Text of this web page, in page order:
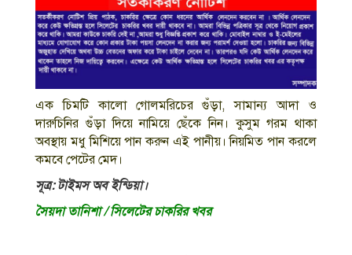
এক চিমটি কালো গোলমরিচের গুঁড়া, সামান্য আদা ও
দারুচিনির গুঁড়া দিয়ে নামিয়ে ছেঁকে নিন। কুসুম গরম থাকা
অবস্থায় মধু মিশিয়ে পান করুন এই পানীয়। নিয়মিত পান করলে
কমবে পেটের মেদ।
সূত্র: টাইমস অব ইন্ডিয়া।
সৈয়দা তানিশা / সিলেটের চাকরির খবর